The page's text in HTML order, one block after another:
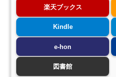
楽天ブックス
Kindle
e-hon
図書館